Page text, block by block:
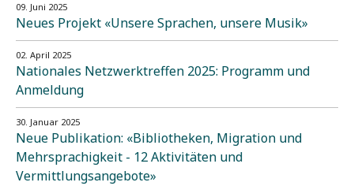
09. Juni 2025
Neues Projekt «Unsere Sprachen, unsere Musik»
02. April 2025
Nationales Netzwerktreffen 2025: Programm und
Anmeldung
30. Januar 2025
Neue Publikation: «Bibliotheken, Migration und
Mehrsprachigkeit - 12 Aktivitäten und
Vermittlungsangebote»